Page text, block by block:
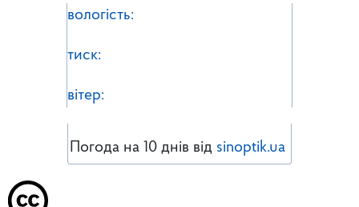
вологість:
тиск:
вітер:
Погода на 10 днів від sinoptik.ua